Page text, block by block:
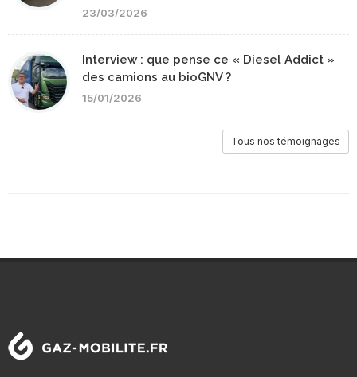
23/03/2026
Interview : que pense ce « Diesel Addict »
des camions au bioGNV ?
15/01/2026
Tous nos témoignages